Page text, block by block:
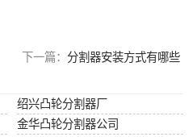
下一篇： 分割器安装方式有哪些
绍兴凸轮分割器厂
金华凸轮分割器公司